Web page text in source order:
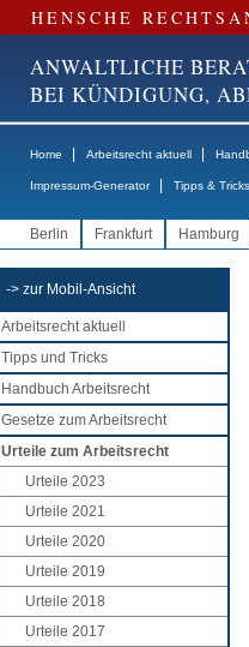
HENSCHE
ANWALTLICHE
BEI KÜNDIGUNG,
Home Arbeitsrecht aktuell
Impressum-Generator Tipps & Tricks
Berlin Frankfurt Hamburg
-> zur Mobil-Ansicht
Arbeitsrecht aktuell
Tipps und Tricks
Handbuch Arbeitsrecht
Gesetze zum Arbeitsrecht
Urteile zum Arbeitsrecht
Urteile 2023
Urteile 2021
Urteile 2020
Urteile 2019
Urteile 2018
Urteile 2017